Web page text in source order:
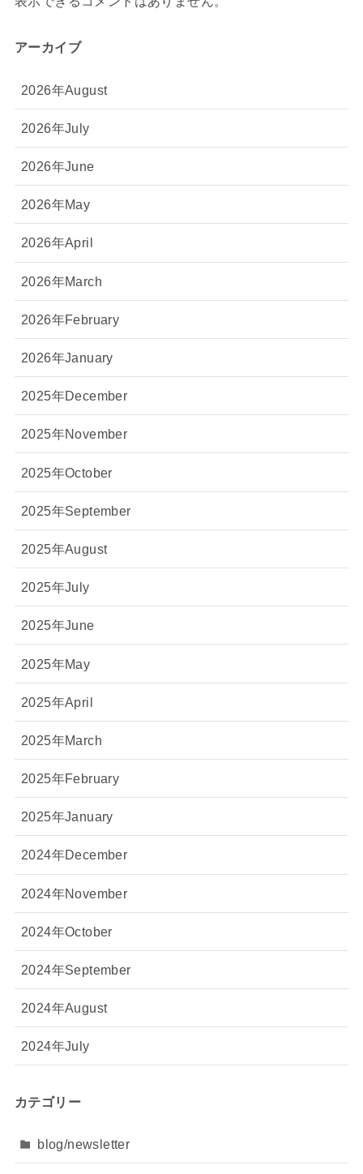
アーカイブ
2026年August
2026年July
2026年June
2026年May
2026年April
2026年March
2026年February
2026年January
2025年December
2025年November
2025年October
2025年September
2025年August
2025年July
2025年June
2025年May
2025年April
2025年March
2025年February
2025年January
2024年December
2024年November
2024年October
2024年September
2024年August
2024年July
カテゴリー
blog/newsletter